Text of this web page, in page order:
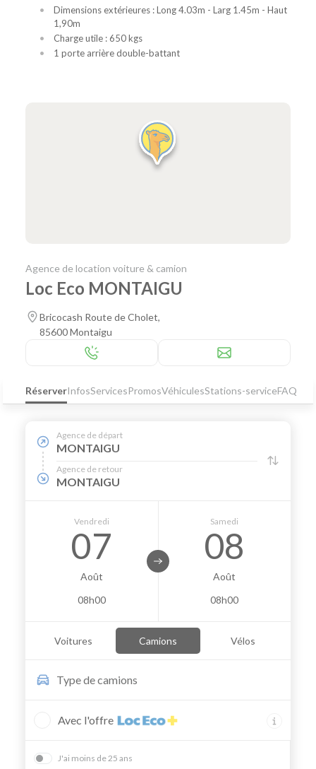
Dimensions extérieures : Long 4.03m - Larg 1.45m - Haut
1,90m
Charge utile : 650 kgs
1 porte arrière double-battant
Agence de location voiture & camion
Loc Eco MONTAIGU
Bricocash Route de Cholet,
85600 Montaigu
RéserverInfosServicesPromosVéhiculesStations-serviceFAQ
Agence de départ
MONTAIGU
Agence de retour
MONTAIGU
Vendredi
07
Août
08h00
Samedi
08
Août
08h00
Voitures Camions Vélos
Type decamions
Avec l'offre
J'ai moins de 25 ans